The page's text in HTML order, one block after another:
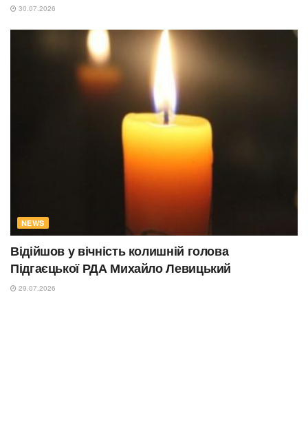
30.07.2026
NEWS
Відійшов у вічність колишній голова
Підгаєцької РДА Михайло Левицький
29.07.2026